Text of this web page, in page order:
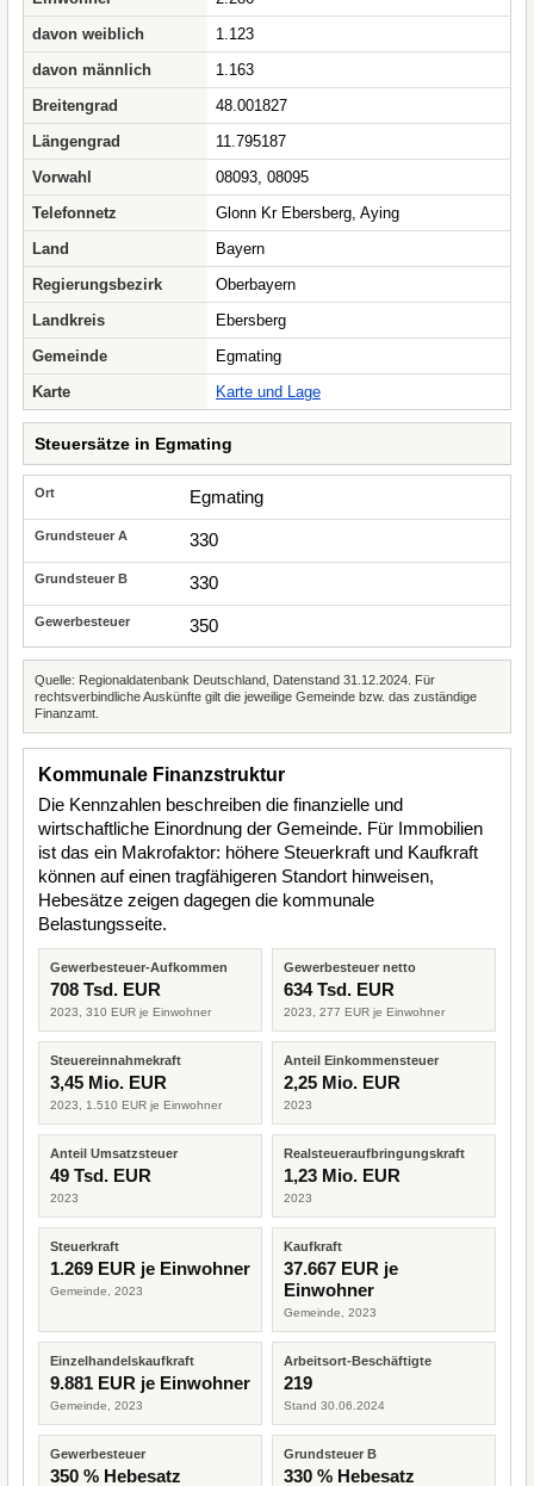
davon weiblich
1.123
davon männlich
1.163
Breitengrad
48.001827
Längengrad
11.795187
Vorwahl
08093, 08095
Telefonnetz
Glonn Kr Ebersberg, Aying
Land
Bayern
Regierungsbezirk
Oberbayern
Landkreis
Ebersberg
Gemeinde
Egmating
Karte
Karte und Lage
Steuersätze in Egmating
Egmating
330
330
350
Quelle: Regionaldatenbank Deutschland, Datenstand 31.12.2024. Für
rechtsverbindliche Auskünfte gilt die jeweilige Gemeinde bzw. das zuständige
Finanzamt.
Kommunale Finanzstruktur
Die Kennzahlen beschreiben die finanzielle und
wirtschaftliche Einordnung der Gemeinde. Für Immobilien
ist das ein Makrofaktor: höhere Steuerkraft und Kaufkraft
können auf einen tragfähigeren Standort hinweisen,
Hebesätze zeigen dagegen die kommunale
Belastungsseite.
Gewerbesteuer-Aufkommen
708 Tsd. EUR
2023, 310 EUR je Einwohner
Gewerbesteuer netto
634 Tsd. EUR
2023, 277 EUR je Einwohner
Steuereinnahmekraft
3,45 Mio. EUR
2023, 1.510 EUR je Einwohner
Anteil Einkommensteuer
2,25 Mio. EUR
2023
Anteil Umsatzsteuer
49 Tsd. EUR
2023
Realsteueraufbringungskraft
1,23 Mio. EUR
2023
Steuerkraft
1.269 EUR je Einwohner
Gemeinde, 2023
Kaufkraft
37.667 EUR je
Einwohner
Gemeinde, 2023
Einzelhandelskaufkraft
9.881 EUR je Einwohner
Gemeinde, 2023
Arbeitsort-Beschäftigte
219
Stand 30.06.2024
Gewerbesteuer
350 % Hebesatz
Grundsteuer B
330 % Hebesatz